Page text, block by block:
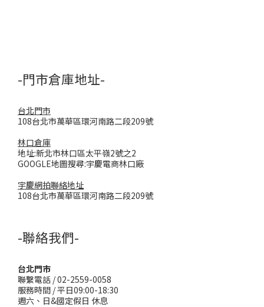
-門市倉庫地址-
台北門市
108台北市萬華區環河南路二段209號
林口倉庫
地址:新北市林口區太平嶺2號之2
GOOGLE地圖搜尋:宇慶電商林口廠
宇慶網拍聯絡地址
108台北市萬華區環河南路二段209號
-聯絡我們-
台北門市
聯繫電話 / 02-2559-0058
服務時間 / 平日09:00-18:30
週六、日&國定假日 休息